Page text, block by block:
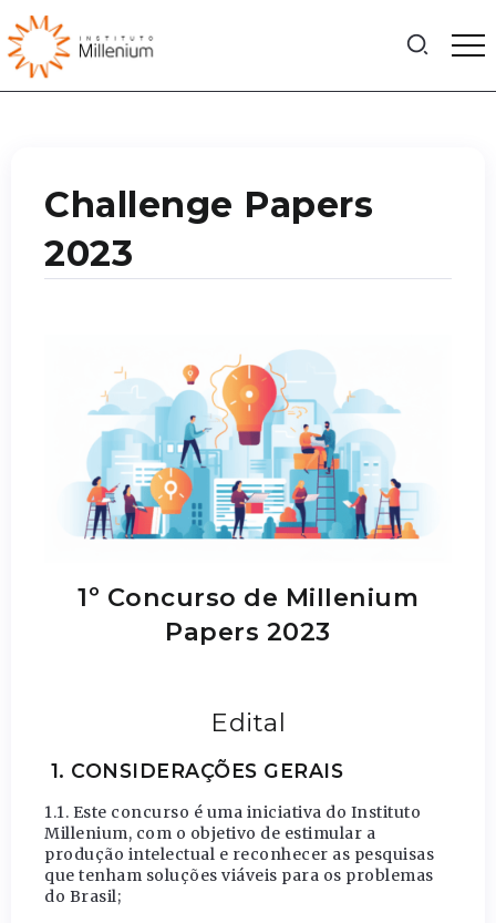
Challenge Papers
2023
1º Concurso de Millenium
Papers 2023
Edital
1. CONSIDERAÇÕES GERAIS
1.1. Este concurso é uma iniciativa do Instituto
Millenium, com o objetivo de estimular a
produção intelectual e reconhecer as pesquisas
que tenham soluções viáveis para os problemas
do Brasil;